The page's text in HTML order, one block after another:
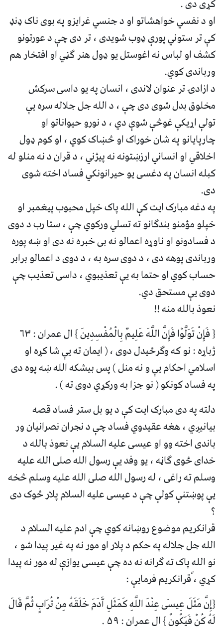
کړی دی .
او د نفسي خواهشاتو او د جنسي غرایزو په بوی ناک ډنډ
کې تر ستوني پورې ډوب شویدی ، تر دی چې د عورتونو
کشف او لباس نه اغوستل یو ډول هنر ګڼي او افتخار هم
ورباندی کوي.
د ازادۍ تر عنوان لاندی ، انسان په یو داسی سرکش
مخلوق بدل شوی دی چې ، د الله جل جلاله سره یې
تولې اړیکې غوڅې شوې دي ، د نورو حیواناتو او
چارپایانو په شان خوراک او څښاک کوي ، او کوم ډول
اخلاقي او انساني ارزښتونه نه پیژني ، د قران د نه منلو له
کبله انسان په دغسی یو حیرانونکي فساد اخته شوی
دی.
په دغه مبارک ایت کې الله پاک خپل محبوب پیغمبر او
خپلو مؤمنو بندګانو ته تسلي ورکوي چې ، ستا رب د دوی
د فسادونو او ناوړه اعمالو نه بی خبره نه دی او ښه پوره
ورباندی پوهه دی ، د دوی سره به ، د دوی د اعمالو برابر
حساب کوي او حتما به یې تعذیبوي ، داسی تعذیب چې
دوی یې مستحق دي.
نعوذ بالله منه !!
{ فَإِنْ تَوَلَّوْا فَإِنَّ اللَّهَ عَلِيمٌ بِالْمُفْسِدِينَ } ال عمران : ۶۳
ژباړه : نو که وګرځيدل دوی ، ( ایمان ته یې شا کړه او
اسلامي احکام یې و نه منل ) پس بیشکه الله ښه پوه دی
په فساد کونکو ( نو جزا به ورکړي دوی ته ) .
دلته په دى مبارک ايت کې د یو بل ستر فساد قصه
بیانیږي ، هغه عقیدوي فساد چې د نجران نصرانیان ور
باندی اخته وو او عیسی علیه السلام يې نعوذ بالله د
خدای ځوی ګاڼه ، یو وفد یې رسول الله صلی الله علیه
وسلم ته راغی ، له رسول الله صلی الله علیه وسلم څخه
يې پوښتنې کولې چې د عیسی علیه السلام پلار څوک دی
؟
قرانکریم موضوع روښانه کوي چې ادم علیه السلام د
الله جل جلاله په حکم د پلار او مور نه په غیر پیدا شو ،
نو الله پاک ته ګرانه نه ده چې عیسی یوازې له مور نه پیدا
کړي ، ًقرانکریم فرمايې :
{إِنَّ مَثَلَ عِيسَى عِنْدَ اللَّهِ كَمَثَلِ آَدَمَ خَلَقَهُ مِنْ تُرَابٍ ثُمَّ قَالَ
لَهُ كُنْ فَيَكُونُ } ال عمران : ۵۹ .